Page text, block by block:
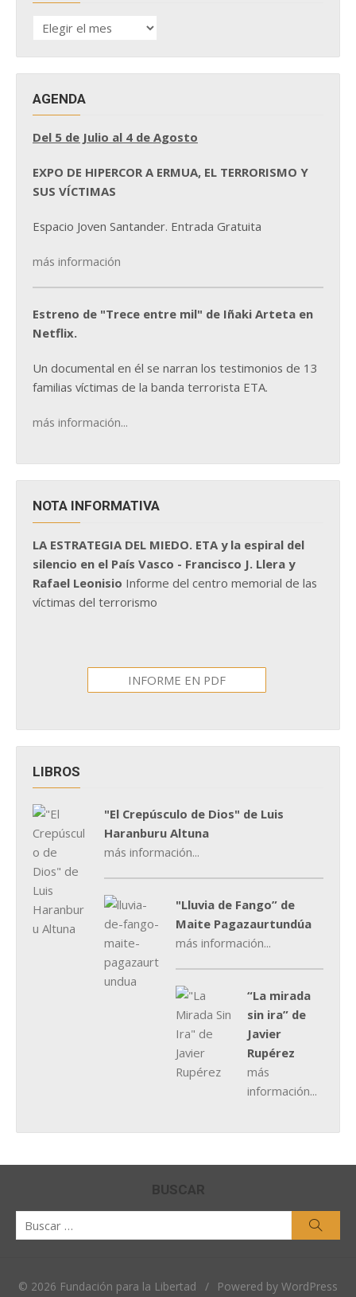
HISTÓRICO
DE
AGENDA
Del 5 de Julio al 4 de Agosto
EXPO DE HIPERCOR A ERMUA, EL TERRORISMO Y
SUS VÍCTIMAS
Espacio Joven Santander. Entrada Gratuita
más información
Estreno de "Trece entre mil" de Iñaki Arteta en
Netflix.
Un documental en él se narran los testimonios de 13
familias víctimas de la banda terrorista ETA.
más información...
NOTA INFORMATIVA
LA ESTRATEGIA DEL MIEDO. ETA y la espiral del
silencio en el País Vasco - Francisco J. Llera y
Rafael Leonisio Informe del centro memorial de las
víctimas del terrorismo
INFORME EN PDF
LIBROS
"El Crepúsculo de Dios" de Luis
Haranburu Altuna
más información...
"Lluvia de Fango” de
Maite Pagazaurtundúa
más información...
“La mirada
sin ira” de
Javier
Rupérez
más
información...
BUSCAR
© 2026 Fundación para la Libertad /
Powered by WordPress